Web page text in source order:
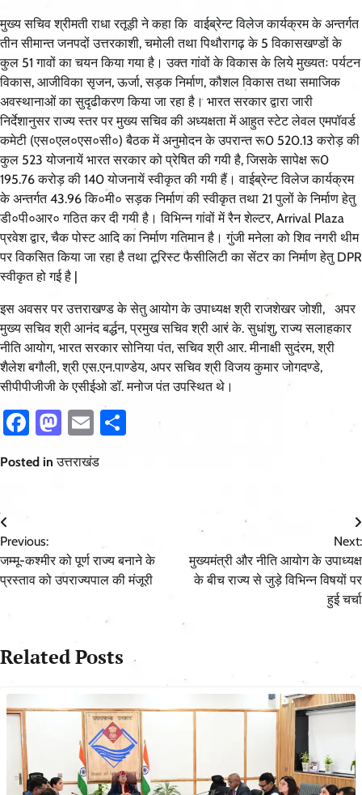
मुख्य सचिव श्रीमती राधा रतूड़ी ने कहा कि वाईब्रेन्ट विलेज कार्यक्रम के अन्तर्गत
तीन सीमान्त जनपदों उत्तरकाशी, चमोली तथा पिथौरागढ़ के 5 विकासखण्डों के
कुल 51 गावों का चयन किया गया है। उक्त गांवों के विकास के लिये मुख्यतः पर्यटन
विकास, आजीविका सृजन, ऊर्जा, सड़क निर्माण, कौशल विकास तथा समाजिक
अवस्थानाओं का सुदृढीकरण किया जा रहा है। भारत सरकार द्वारा जारी
निर्देशानुसर राज्य स्तर पर मुख्य सचिव की अध्यक्षता में आहुत स्टेट लेवल एमपॉवर्ड
कमेटी (एस०एल०एस०सी०) बैठक में अनुमोदन के उपरान्त रू0 520.13 करोड़ की
कुल 523 योजनायें भारत सरकार को प्रेषित की गयी है, जिसके सापेक्ष रू0
195.76 करोड़ की 140 योजनायें स्वीकृत की गयी हैं। वाईब्रेन्ट विलेज कार्यक्रम
के अन्तर्गत 43.96 कि०मी० सड़क निर्माण की स्वीकृत तथा 21 पुलों के निर्माण हेतु
डी०पी०आर० गठित कर दी गयी है। विभिन्न गांवों में रैन शेल्टर, Arrival Plaza
प्रवेश द्वार, चैक पोस्ट आदि का निर्माण गतिमान है। गुंजी मनेला को शिव नगरी थीम
पर विकसित किया जा रहा है तथा टूरिस्ट फैसीलिटी का सेंटर का निर्माण हेतु DPR
स्वीकृत हो गई है |
इस अवसर पर उत्तराखण्ड के सेतु आयोग के उपाध्यक्ष श्री राजशेखर जोशी, अपर
मुख्य सचिव श्री आनंद बर्द्धन, प्रमुख सचिव श्री आरं के. सुधांशु, राज्य सलाहकार
नीति आयोग, भारत सरकार सोनिया पंत, सचिव श्री आर. मीनाक्षी सुदंरम, श्री
शैलेश बगौली, श्री एस.एन.पाण्डेय, अपर सचिव श्री विजय कुमार जोगदण्डे,
सीपीपीजीजी के एसीईओ डॉ. मनोज पंत उपस्थित थे।
Facebook
Mastodon
EmailShare
Posted inउत्तराखंड
Post
navigation
Previous:
जम्मू-कश्मीर को पूर्ण राज्य बनाने के
प्रस्ताव को उपराज्यपाल की मंजूरी
Next:
मुख्यमंत्री और नीति आयोग के उपाध्यक्ष
के बीच राज्य से जुड़े विभिन्न विषयों पर
हुई चर्चा
Related Posts